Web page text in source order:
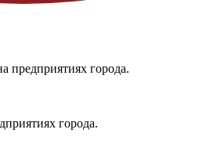
предприятиях города.
города.